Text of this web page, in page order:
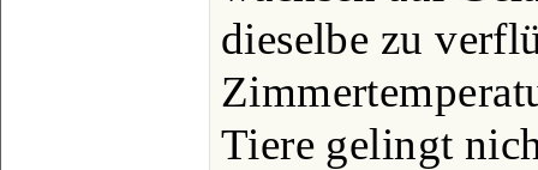
dieselbe zu
Tiere gelingt